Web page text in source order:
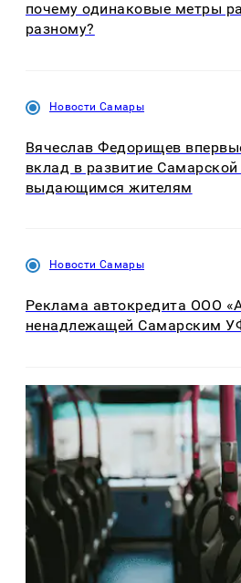
почему одинаковые метры
разному?
Новости Самары
Вячеслав Федорищев
вклад в развитие Самарской
выдающимся жителям
Новости Самары
Реклама автокредита ООО
ненадлежащей Самарским